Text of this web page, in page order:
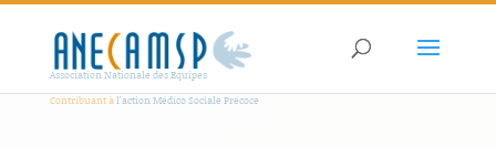
Association Nationale des Equipes
Contribuant àl'action Médico Sociale Précoce